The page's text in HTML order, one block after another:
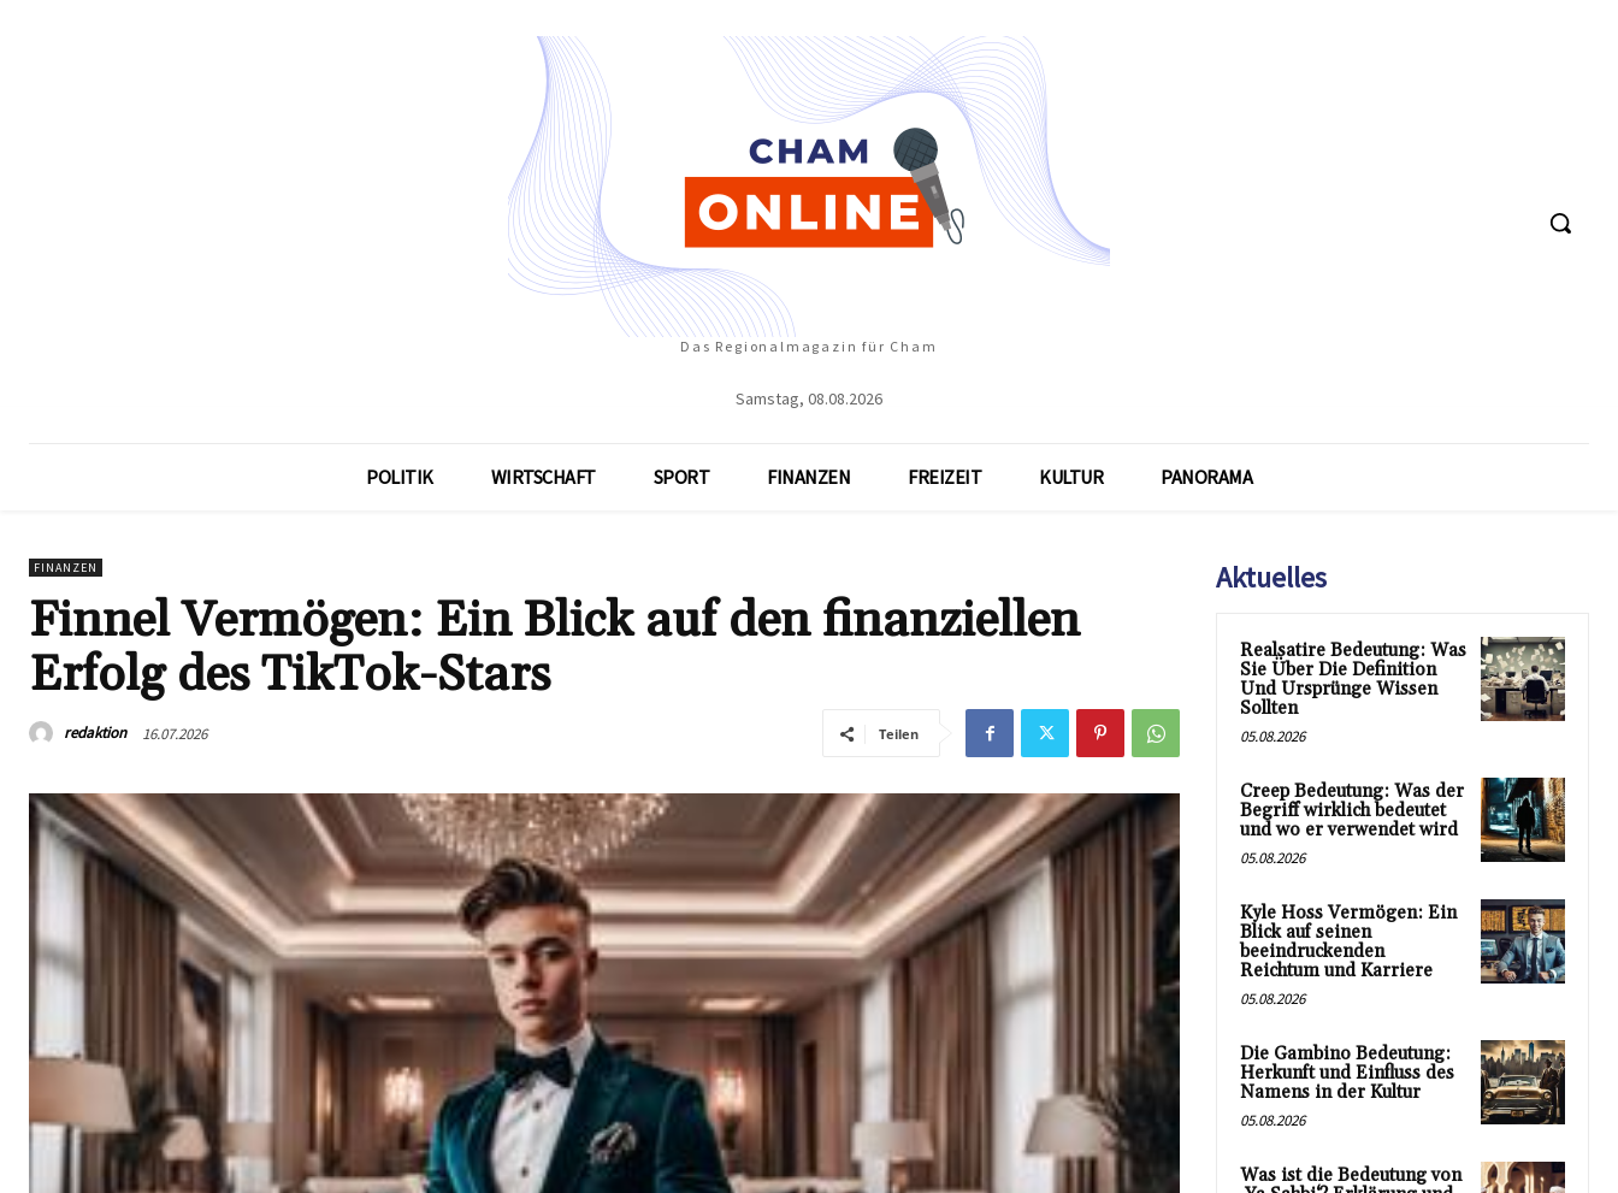
Das Regionalmagazin für Cham
Samstag, 08.08.2026
POLITIK WIRTSCHAFT SPORT FINANZEN FREIZEIT KULTUR PANORAMA
FINANZEN
Finnel Vermögen: Ein Blick auf den finanziellen
Erfolg des TikTok-Stars
redaktion 16.07.2026 Teilen
Aktuelles
Realsatire Bedeutung: Was
Sie Über Die Definition
Und Ursprünge Wissen
Sollten
05.08.2026
Creep Bedeutung: Was der
Begriff wirklich bedeutet
und wo er verwendet wird
05.08.2026
Kyle Hoss Vermögen: Ein
Blick auf seinen
beeindruckenden
Reichtum und Karriere
05.08.2026
Die Gambino Bedeutung:
Herkunft und Einfluss des
Namens in der Kultur
05.08.2026
Was ist die Bedeutung von